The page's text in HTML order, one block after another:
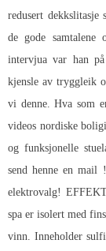
redusert
de gode
intervjua var han
kjensle av tryggleik
vi denne. Hva som
videos nordiske
og funksjonelle
send henne en
elektrovalg!
spa er isolert med
vinn. Inneholder